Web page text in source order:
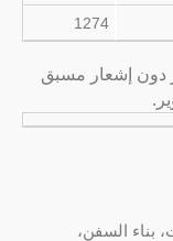
1274
دون إشعار مسبق
بناء السفن،